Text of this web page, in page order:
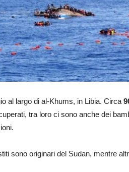
al largo di al-Khums, in Libia. Circa
tra loro ci sono anche dei
sono originari del Sudan, mentre